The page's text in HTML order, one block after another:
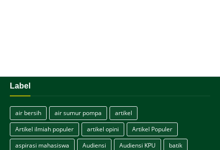
Label
air bersih air sumur pompa
artikel
Artikel ilmiah populer
artikel opini
Artikel Populer
aspirasi mahasiswa
Audiensi Audiensi KPU
batik